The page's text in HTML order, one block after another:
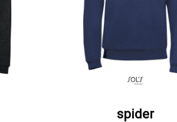
ΖΗΤΗΣΤΕ ΠΡΟΣΦΟΡΑ
spider